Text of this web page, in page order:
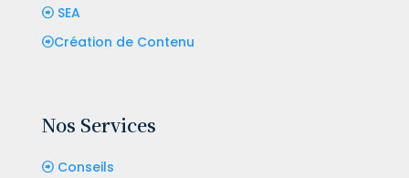
SEA
Création de Contenu
Nos Services
Conseils